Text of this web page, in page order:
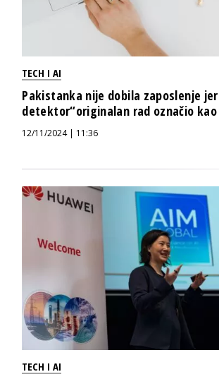
TECH I AI
Pakistanka nije dobila zaposlenje
detektor“originalan rad označio
12/11/2024 | 11:36
TECH I AI